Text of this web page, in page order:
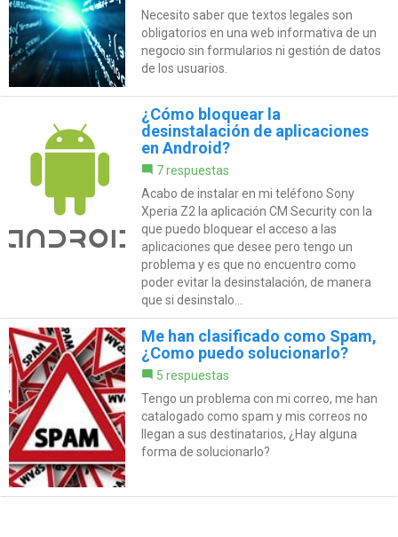
Necesito saber que textos legales son
obligatorios en una web informativa de un
negocio sin formularios ni gestión de datos
de los usuarios.
¿Cómo bloquear la
desinstalación de aplicaciones
en Android?
7 respuestas
Acabo de instalar en mi teléfono Sony
Xperia Z2 la aplicación CM Security con la
que puedo bloquear el acceso a las
aplicaciones que desee pero tengo un
problema y es que no encuentro como
poder evitar la desinstalación, de manera
que si desinstalo...
Me han clasificado como Spam,
¿Como puedo solucionarlo?
5 respuestas
Tengo un problema con mi correo, me han
catalogado como spam y mis correos no
llegan a sus destinatarios, ¿Hay alguna
forma de solucionarlo?